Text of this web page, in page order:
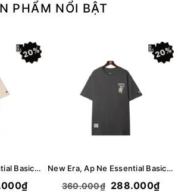
PHẨM NỔI BẬT
20%
New Era, Ap Ne Essential Basic Logo Bear T-Shirt - Cream
20%
New Era, Ap Ne Essential Basic Logo Bear T-Shirt - Gray
360.000₫ 288.000₫